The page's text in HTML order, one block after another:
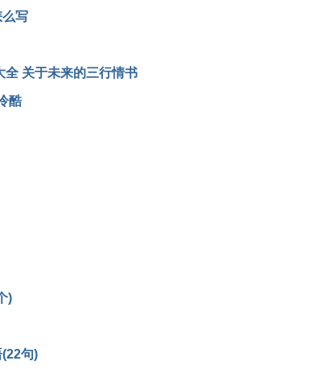
么写
全 关于未来的三行情书
酷
)
句)